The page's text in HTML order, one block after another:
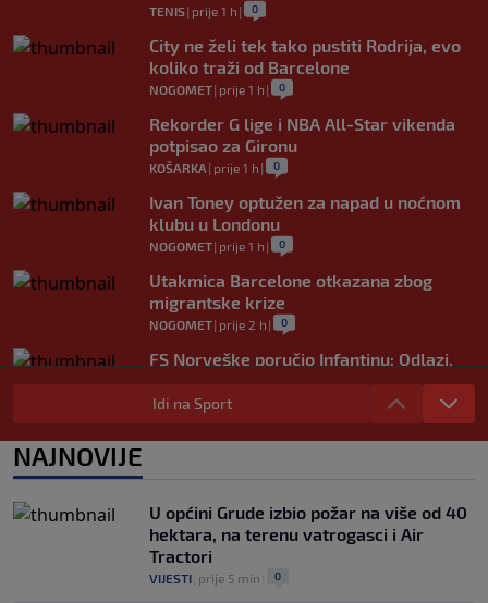
TENIS| prije 1 h | 0
City ne želi tek tako pustiti Rodrija, evo
koliko traži od Barcelone
NOGOMET| prije 1 h | 0
Rekorder G lige i NBA All-Star vikenda
potpisao za Gironu
KOŠARKA | prije 1 h | 0
Ivan Toney optužen za napad u noćnom
klubu u Londonu
NOGOMET| prije 1 h | 0
Utakmica Barcelone otkazana zbog
migrantske krize
NOGOMET| prije 2 h | 0
FS Norveške poručio Infantinu: Odlazi,
NOGOMET|prije 2 h
Bila je sportska zvijezda, a onda otišla u
Idi na Sport
NAJNOVIJE
U općini Grude izbio požar na više od 40
hektara, na terenu vatrogasci i Air
Tractori
VIJESTI prije 5 min 0